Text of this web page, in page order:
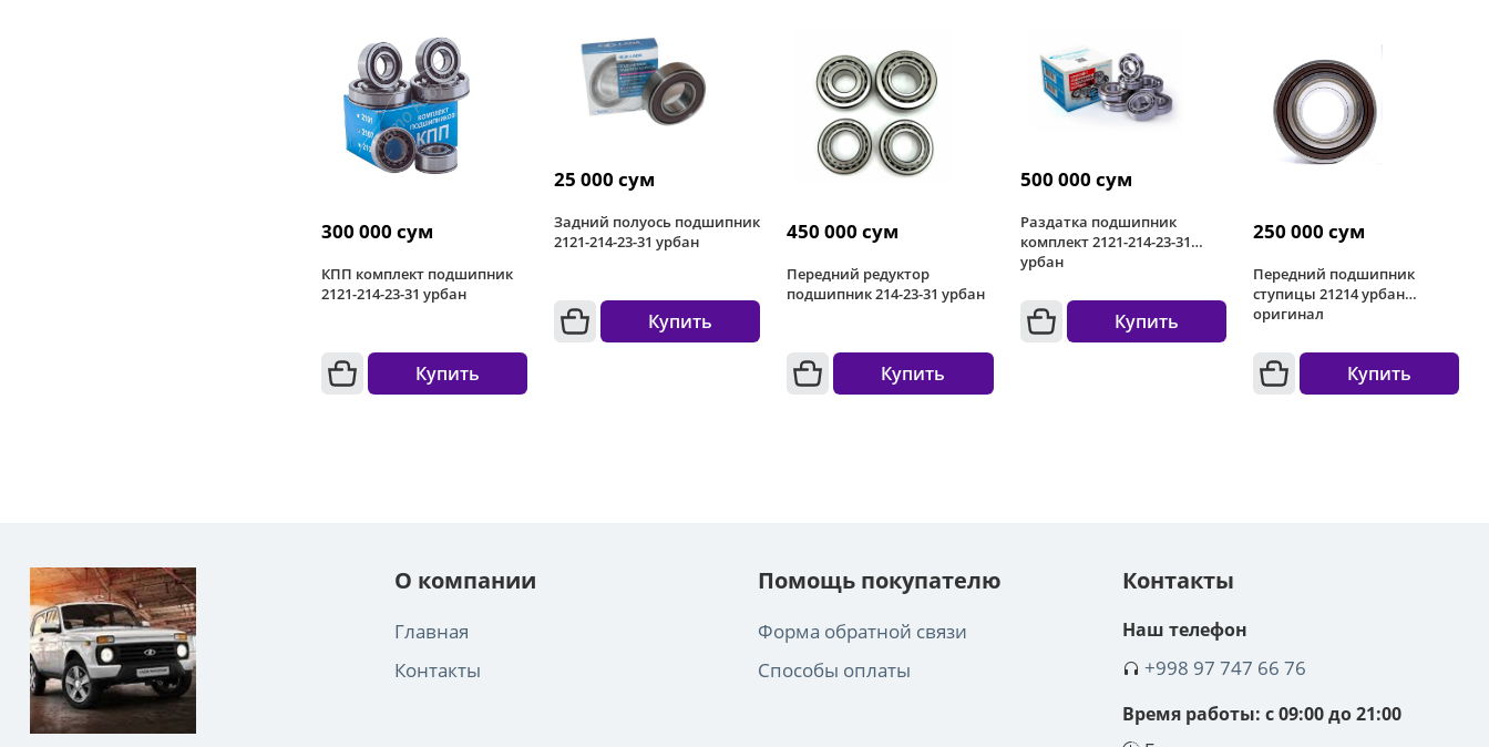
300 000 сум
КПП комплект подшипник
2121-214-23-31 урбан
Купить
25 000 сум
Задний полуось подшипник
2121-214-23-31 урбан
Купить
450 000 сум
Передний редуктор
подшипник 214-23-31 урбан
Купить
500 000 сум
Раздатка подшипник
комплект 2121-214-23-31
урбан
Купить
250 000 сум
Передний подшипник
ступицы 21214 урбан
оригинал
Купить
О компании
Главная
Контакты
Помощь покупателю
Форма обратной связи
Способы оплаты
Контакты
Наш телефон
+998 97 747 66 76
Время работы: с 09:00 до 21:00